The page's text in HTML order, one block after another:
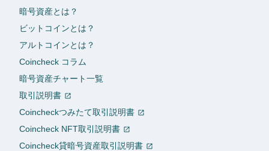
暗号資産とは？
ビットコインとは？
アルトコインとは？
Coincheck コラム
暗号資産チャート一覧
取引説明書
Coincheckつみたて取引説明書
Coincheck NFT取引説明書
Coincheck貸暗号資産取引説明書